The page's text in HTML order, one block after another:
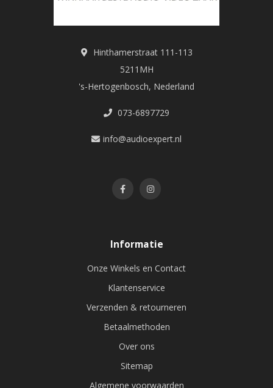
Hinthamerstraat 111-113
5211MH
's-Hertogenbosch, Nederland
073-6897729
info@audioexpert.nl
Informatie
Onze Winkels en Contact
Klantenservice
Verzenden & retourneren
Betaalmethoden
Over ons
Sitemap
Algemene voorwaarden